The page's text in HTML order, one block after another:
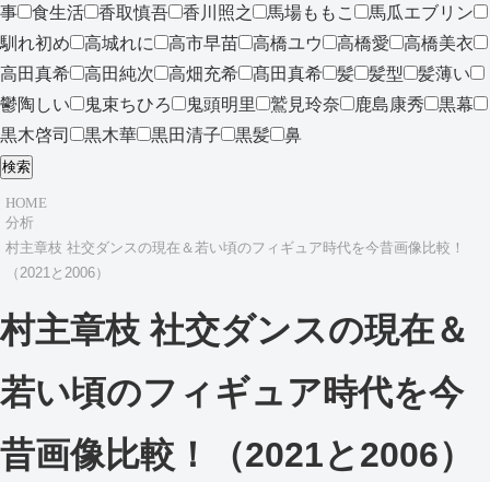
事
食生活 香取慎吾 香川照之 馬場ももこ
馬瓜エブリン
馴れ初め
高城れに 高市早苗 高橋ユウ 高橋愛
高橋美衣
高田真希
高田純次 高畑充希 髙田真希 髪 髪型
髪薄い
鬱陶しい
鬼束ちひろ 鬼頭明里 鷲見玲奈 鹿島康秀
黒幕
黒木啓司
黒木華 黒田清子 黒髪 鼻
検索
HOME
分析
村主章枝 社交ダンスの現在＆若い頃のフィギュア時代を今昔画像比較！
（2021と2006）
村主章枝 社交ダンスの現在＆
若い頃のフィギュア時代を今
昔画像比較！（2021と2006）